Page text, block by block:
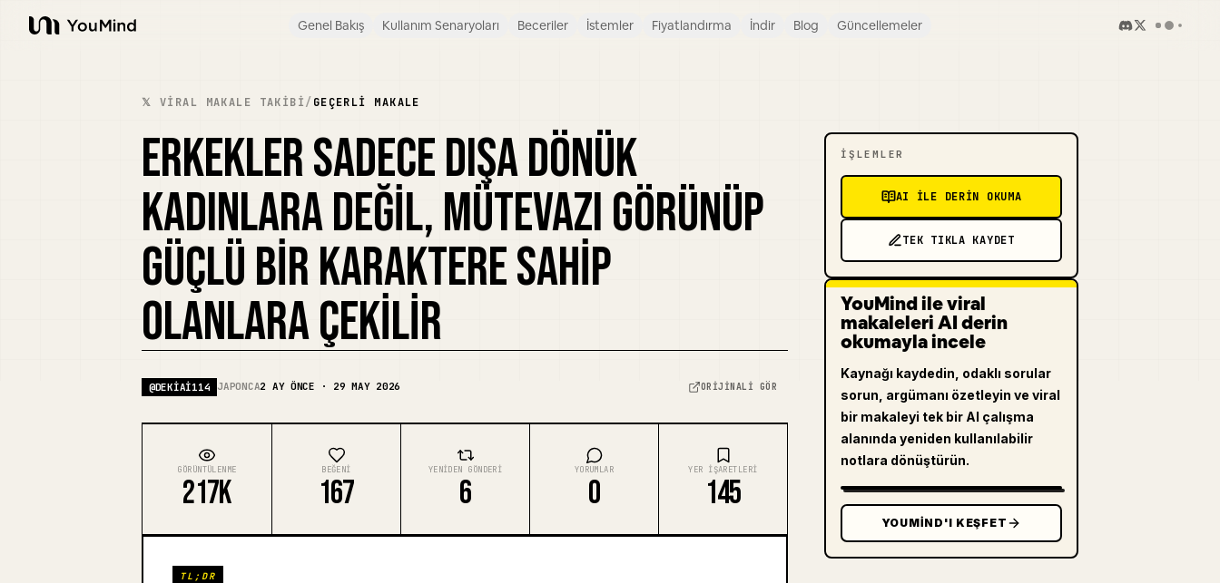
YouMind
Genel Bakış Kullanım Senaryoları Beceriler İstemler Fiyatlandırma İndir Blog Güncellemeler
𝕏 VIRAL MAKALE TAKIBI/ GEÇERLI MAKALE
ERKEKLER SADECE DIŞA DÖNÜK
KADINLARA DEĞIL, MÜTEVAZI GÖRÜNÜP
GÜÇLÜ BIR KARAKTERE SAHIP
OLANLARA ÇEKILIR
@DEKIAI114 JAPONCA2 AY ÖNCE · 29 MAY 2026 ORIJINALI GÖR
GÖRÜNTÜLENME
217K
BEĞENI
167
YENIDEN GÖNDERI
6
YORUMLAR
0
YER IŞARETLERI
145
TL;DR
İŞLEMLER
AI ILE DERIN OKUMA
TEK TIKLA KAYDET
YouMind ile viral
makaleleri AI derin
okumayla incele
Kaynağı kaydedin, odaklı sorular
sorun, argümanı özetleyin ve viral
bir makaleyi tek bir AI çalışma
alanında yeniden kullanılabilir
notlara dönüştürün.
YOUMIND'I KEŞFET